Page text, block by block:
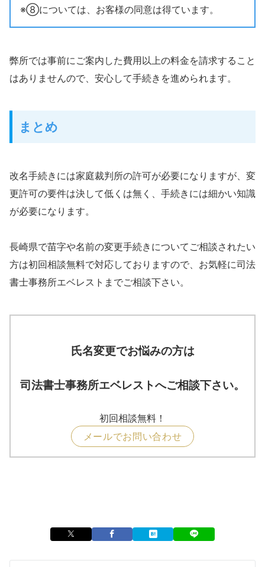
※⑧については、お客様の同意は得ています。
弊所では事前にご案内した費用以上の料金を請求すること
はありませんので、安心して手続きを進められます。
まとめ
改名手続きには家庭裁判所の許可が必要になりますが、変
更許可の要件は決して低くは無く、手続きには細かい知識
が必要になります。
長崎県で苗字や名前の変更手続きについてご相談されたい
方は初回相談無料で対応しておりますので、お気軽に司法
書士事務所エベレストまでご相談下さい。
氏名変更でお悩みの方は
司法書士事務所エベレストへご相談下さい。
初回相談無料！
メールでお問い合わせ